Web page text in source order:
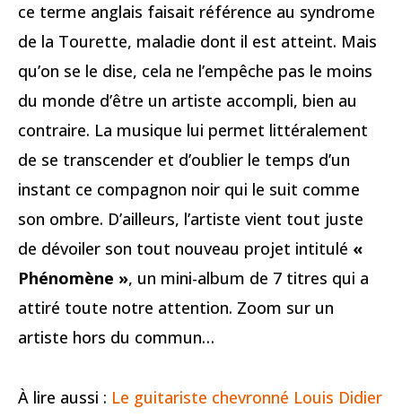
ce terme anglais faisait référence au syndrome
de la Tourette, maladie dont il est atteint. Mais
qu’on se le dise, cela ne l’empêche pas le moins
du monde d’être un artiste accompli, bien au
contraire. La musique lui permet littéralement
de se transcender et d’oublier le temps d’un
instant ce compagnon noir qui le suit comme
son ombre. D’ailleurs, l’artiste vient tout juste
de dévoiler son tout nouveau projet intitulé «
Phénomène », un mini-album de 7 titres qui a
attiré toute notre attention. Zoom sur un
artiste hors du commun…
À lire aussi : Le guitariste chevronné Louis Didier